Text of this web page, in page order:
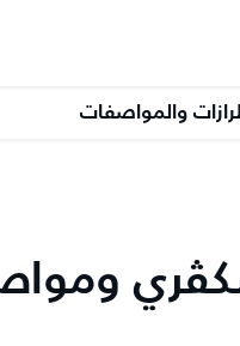
والمواصفات